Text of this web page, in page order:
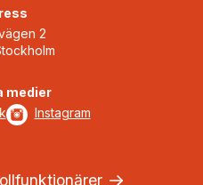
2
medier
Instagram